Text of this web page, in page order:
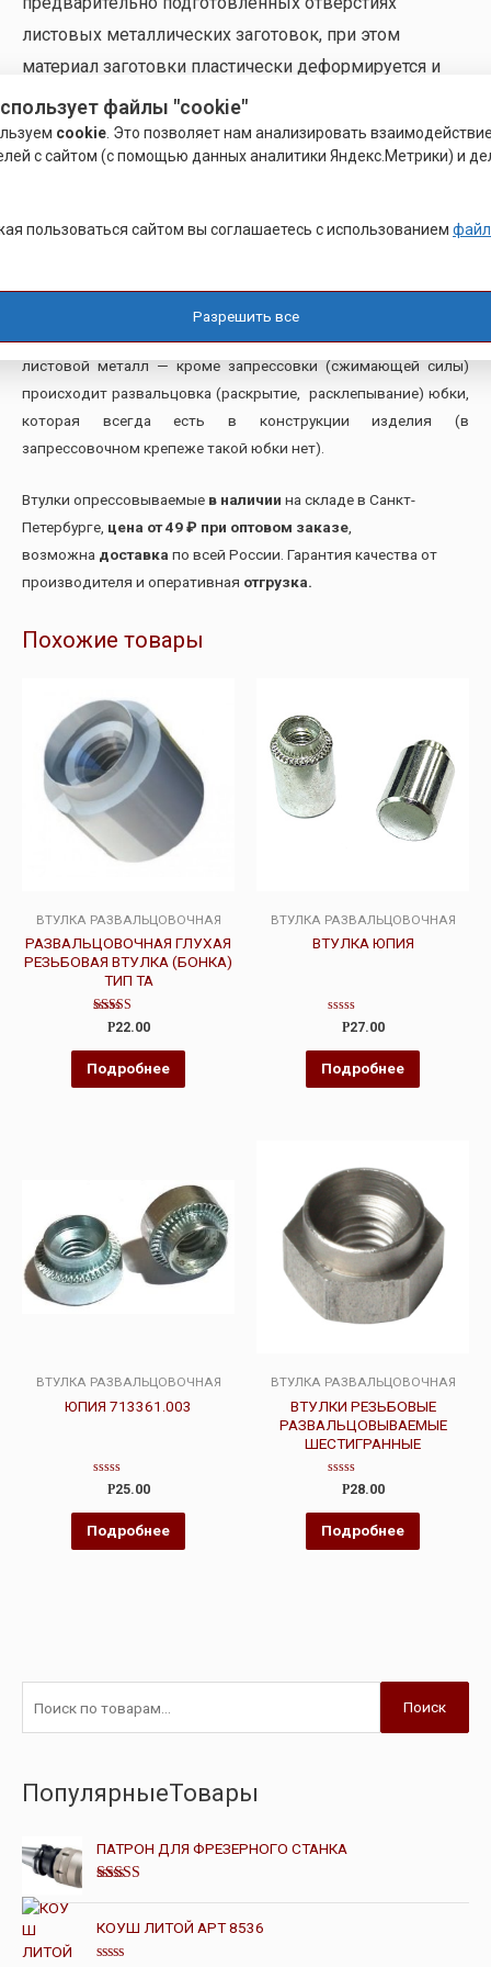
листовых металлических заготовок, при этом
материал заготовки пластически деформируется и
затекает в специальные элементы конструкции
деталей. Втулки БА используются для крепления
конструкций в листовом металле. Например, корпуса
снаружи крепить другие детали, панели, печатные
развальцовочного крепежаот запрессовочного в
том, что развальцовочный крепеж — процесс установки в
листовой металл — кроме запрессовки (сжимающей силы)
происходит развальцовка (раскрытие, расклепывание) юбки,
которая всегда есть в конструкции изделия (в
запрессовочном крепеже такой юбки нет).
Втулки опрессовываемые в наличии на складе в Санкт-
Петербурге, цена от 49 ₽ при оптовом заказе
возможна доставка по всей России. Гарантия качества от
производителя и оперативная отгрузка.
Похожие товары
ВТУЛКА РАЗВАЛЬЦОВОЧНАЯ
РАЗВАЛЬЦОВОЧНАЯ ГЛУХАЯ
РЕЗЬБОВАЯ ВТУЛКА (БОНКА)
ТИП ТА
Оценка
4.00
из 5
Р22.00
Подробнее
ВТУЛКА РАЗВАЛЬЦОВОЧНАЯ
ВТУЛКА ЮПИЯ
Оценка
из
5
Р27.00
Подробнее
ВТУЛКА РАЗВАЛЬЦОВОЧНАЯ
ЮПИЯ 713361.003
Оценка
из
5
Р25.00
Подробнее
ВТУЛКА РАЗВАЛЬЦОВОЧНАЯ
ВТУЛКИ РЕЗЬБОВЫЕ
РАЗВАЛЬЦОВЫВАЕМЫЕ
ШЕСТИГРАННЫЕ
Оценка
из
5
Р28.00
Подробнее
Поиск
ПопулярныеТовары
ПАТРОН ДЛЯ ФРЕЗЕРНОГО СТАНКА
4.00из 5
КОУШ ЛИТОЙ АРТ 8536
файлы "cookie"
cookie . Это позволяет нам анализировать
с сайтом (с помощью данных аналитики Яндекс.Метрики) и
пользоваться сайтом вы соглашаетесь с использованием
Разрешить все